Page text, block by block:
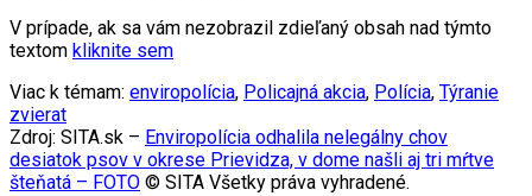
V prípade, ak sa vám nezobrazil zdieľaný obsah nad týmto
textom kliknite sem
Viac k témam: enviropolícia, Policajná akcia, Polícia, Týranie
zvierat
Zdroj: SITA.sk – Enviropolícia odhalila nelegálny chov
desiatok psov v okrese Prievidza, v dome našli aj tri mŕtve
šteňatá – FOTO © SITA Všetky práva vyhradené.